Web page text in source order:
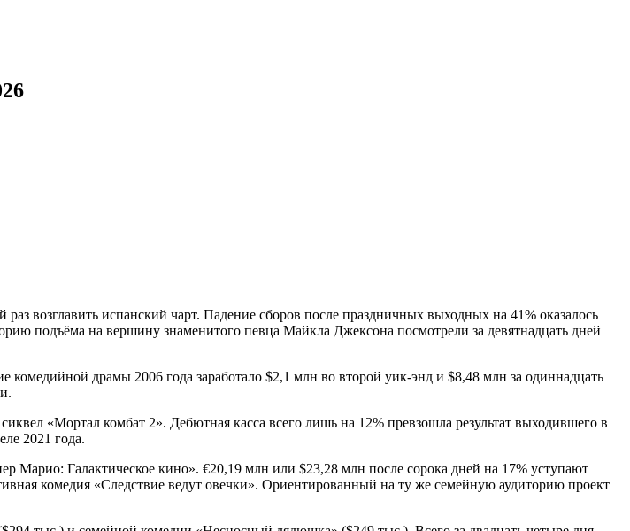
возглавить испанский чарт. Падение сборов после праздничных выходных на 41% оказалось
подъёма на вершину знаменитого певца Майкла Джексона посмотрели за девятнадцать дней
драмы 2006 года заработало $2,1 млн во второй уик-энд и $8,48 млн за одиннадцать
«Мортал комбат 2». Дебютная касса всего лишь на 12% превзошла результат выходившего в
2021 года.
Марио: Галактическое кино». €20,19 млн или $23,28 млн после сорока дней на 17% уступают
комедия «Следствие ведут овечки». Ориентированный на ту же семейную аудиторию проект